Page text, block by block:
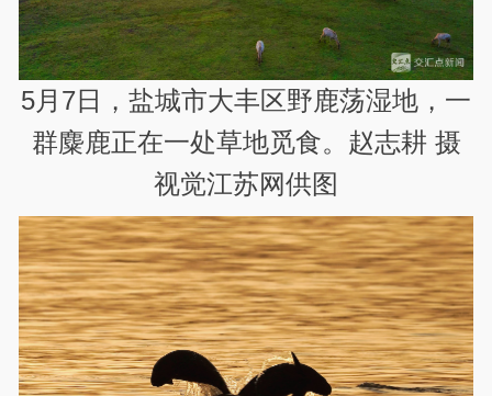
5月7日，盐城市大丰区野鹿荡湿地，一
群麋鹿正在一处草地觅食。赵志耕 摄
视觉江苏网供图